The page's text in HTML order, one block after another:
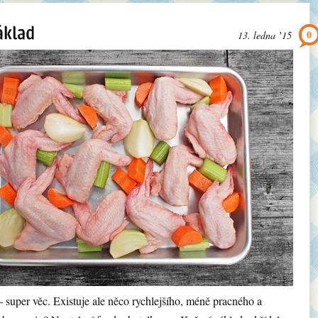
13. ledna ʼ15 0
věc. Existuje ale něco rychlejšího, méně pracného a